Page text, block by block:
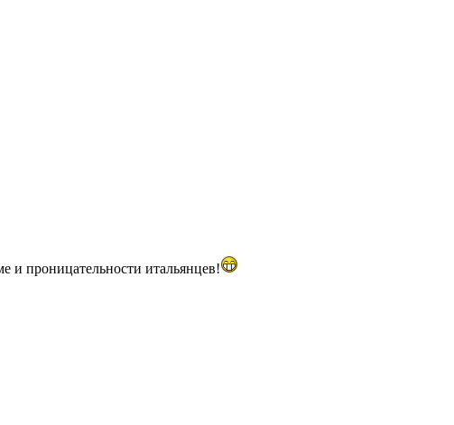
и проницательности итальянцев!